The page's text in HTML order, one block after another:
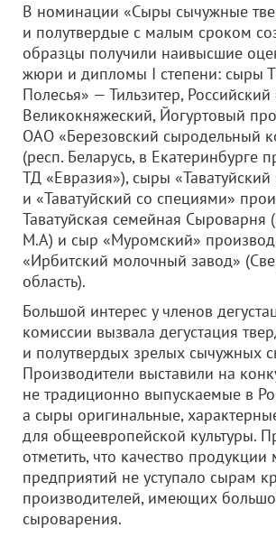
В номинации «Сыры сычужные
и полутвердые с малым сроком
образцы получили наивысшие
жюри и дипломы I степени: сыры
Полесья» — Тильзитер,
Великокняжеский, Йогуртовый
ОАО «Березовский сыродельный
(респ. Беларусь, в Екатеринбурге
ТД «Евразия»), сыры
и «Таватуйский со специями»
Таватуйская семейная Сыроварня
М.А) и сыр «Муромский»
«Ирбитский молочный завод»
область).
Большой интерес у членов
комиссии вызвала дегустация
и полутвердых зрелых сычужных
Производители выставили на
не традиционно выпускаемые в
а сыры оригинальные,
для общеевропейской культуры.
отметить, что качество продукции
предприятий не уступало сырам
производителей, имеющих
сыроварения.